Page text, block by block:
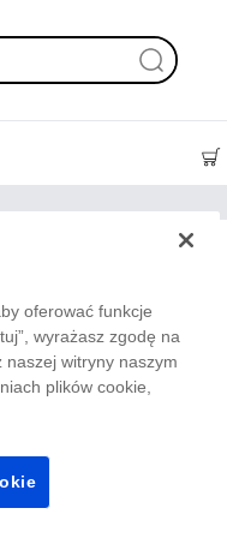
oferować funkcje
wyrażasz zgodę na
witryny naszym
plików cookie,